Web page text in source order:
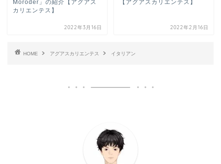
Moroder」の紹介【アグアス
カリエンテス】
2022年3月16日
【アグアスカリエンテス】
2022年2月16日
HOME アグアスカリエンテス イタリアン